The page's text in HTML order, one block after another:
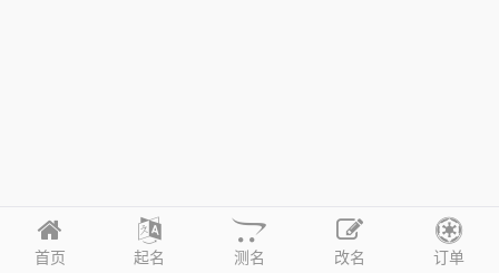
首页 起名 测名 改名 订单